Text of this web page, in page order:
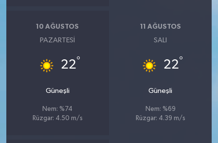
10 AĞUSTOS
PAZARTESI
22°
Güneşli
Nem: %74
Rüzgar: 4.50 m/s
11 AĞUSTOS
SALI
22°
Güneşli
Nem: %69
Rüzgar: 4.39 m/s